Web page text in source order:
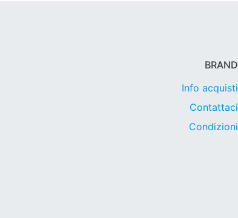
BRAND
Info acquisti
Contattaci
Condizioni